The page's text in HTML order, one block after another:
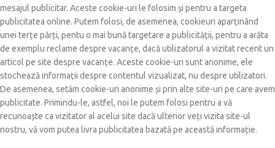
mesajul publicitar. Aceste cookie-uri le folosim și pentru a targeta
publicitatea online. Putem folosi, de asemenea, cookieuri aparținând
unei terțe părți, pentu o mai bună targetare a publicității, pentru a arăta
de exemplu reclame despre vacanțe, dacă utilizatorul a vizitat recent un
articol pe site despre vacanțe. Aceste cookie-uri sunt anonime, ele
stochează informații despre contentul vizualizat, nu despre utilizatori.
De asemenea, setăm cookie-uri anonime și prin alte site-uri pe care avem
publicitate. Primindu-le, astfel, noi le putem folosi pentru a vă
recunoaște ca vizitator al acelui site dacă ulterior veți vizita site-ul
nostru, vă vom putea livra publicitatea bazată pe această informație.